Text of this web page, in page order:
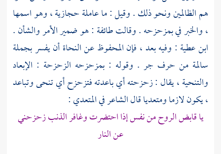
هم الظالمين ونحو ذلك . وقيل : ما عاملة حجازية ، وهو اسمها
، والخبر في بمزحزحه . وقالت طائفة : هو ضمير الأمر والشأن .
ابن عطية : وفيه بعد ، فإن المحفوظ عن النحاة أن يفسر بجملة
سالمة من حرف جر . وقوله : بمزحزحه الزحزحة : الإبعاد
والتنحية ، يقال : زحزحته أي باعدته فتزحزح أي تنحى وتباعد
، يكون لازما ومتعديا قال الشاعر في المتعدي :
يا قابض الروح من نفس إذا احتضرت وغافر الذنب زحزحني
عن النار